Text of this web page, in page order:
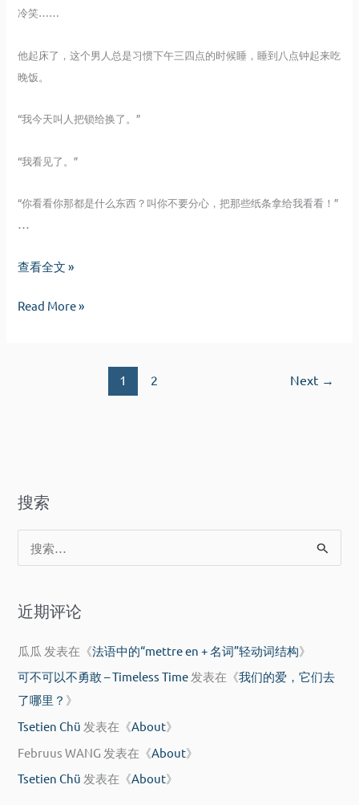
冷笑……
他起床了，这个男人总是习惯下午三四点的时候睡，睡到八点钟起来吃
晚饭。
“我今天叫人把锁给换了。”
“我看见了。”
“你看看你那都是什么东西？叫你不要分心，把那些纸条拿给我看看！”
…
破
记
查看全文 »
破
Read More »
1 2 Next →
搜索
索
近期评论
瓜瓜 发表在《法语中的“mettre en + 名词”轻动词结构》
可不可以不勇敢 – Timeless Time 发表在《我们的爱，它们去
了哪里？ 》
Tsetien Chü 发表在《About》
Februus WANG 发表在《About》
Tsetien Chü 发表在《About》